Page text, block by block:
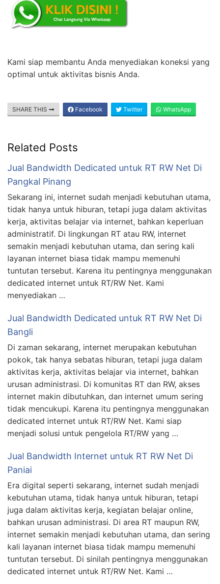
Kami siap membantu Anda menyediakan koneksi yang
optimal untuk aktivitas bisnis Anda.
SHARE THIS Facebook Twitter WhatsApp
Related Posts
Jual Bandwidth Dedicated untuk RT RW Net Di
Pangkal Pinang
Sekarang ini, internet sudah menjadi kebutuhan utama,
tidak hanya untuk hiburan, tetapi juga dalam aktivitas
kerja, aktivitas belajar via internet, bahkan keperluan
administratif. Di lingkungan RT atau RW, internet
semakin menjadi kebutuhan utama, dan sering kali
layanan internet biasa tidak mampu memenuhi
tuntutan tersebut. Karena itu pentingnya menggunakan
dedicated internet untuk RT/RW Net. Kami
menyediakan …
Jual Bandwidth Dedicated untuk RT RW Net Di
Bangli
Di zaman sekarang, internet merupakan kebutuhan
pokok, tak hanya sebatas hiburan, tetapi juga dalam
aktivitas kerja, aktivitas belajar via internet, bahkan
urusan administrasi. Di komunitas RT dan RW, akses
internet makin dibutuhkan, dan internet umum sering
tidak mencukupi. Karena itu pentingnya menggunakan
dedicated internet untuk RT/RW Net. Kami siap
menjadi solusi untuk pengelola RT/RW yang …
Jual Bandwidth Internet untuk RT RW Net Di
Paniai
Era digital seperti sekarang, internet sudah menjadi
kebutuhan utama, tidak hanya untuk hiburan, tetapi
juga dalam aktivitas kerja, kegiatan belajar online,
bahkan urusan administrasi. Di area RT maupun RW,
internet semakin menjadi kebutuhan utama, dan sering
kali layanan internet biasa tidak mampu memenuhi
tuntutan tersebut. Di sinilah pentingnya menggunakan
dedicated internet untuk RT/RW Net. Kami …